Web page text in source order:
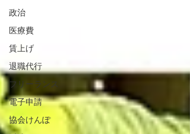
政治
医療費
賃上げ
退職代行
フリーランス
電子申請
協会けんぽ